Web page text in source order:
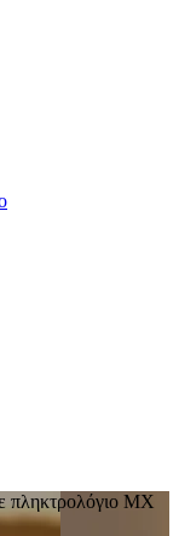
πληκτρολόγιο MX